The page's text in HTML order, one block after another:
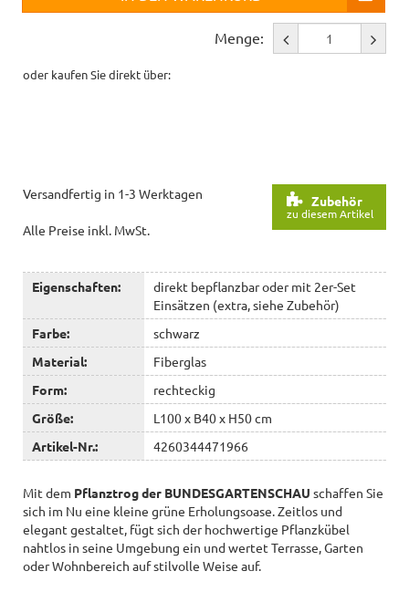
Menge:
oder kaufen Sie direkt über:
Zubehör
zu diesem Artikel
Versandfertig in 1-3 Werktagen
Alle Preise inkl. MwSt.
Eigenschaften:
direkt bepflanzbar oder mit 2er-Set
Einsätzen (extra, siehe Zubehör)
Farbe:
schwarz
Material:
Fiberglas
Form:
rechteckig
Größe:
L100 x B40 x H50 cm
Artikel-Nr.:
4260344471966
Mit dem Pflanztrog der BUNDESGARTENSCHAU schaffen Sie
sich im Nu eine kleine grüne Erholungsoase. Zeitlos und
elegant gestaltet, fügt sich der hochwertige Pflanzkübel
nahtlos in seine Umgebung ein und wertet Terrasse, Garten
oder Wohnbereich auf stilvolle Weise auf.